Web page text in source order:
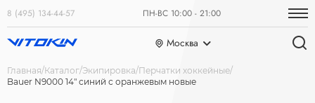
8 (495) 134-44-57 ПН-ВС 10:00 - 21:00
Москва
Главная Каталог Экипировка Перчатки хоккейные
Bauer N9000 14" синий с оранжевым новые